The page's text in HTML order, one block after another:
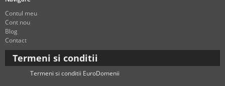
Contul meu
Cont nou
Blog
Contact
Termeni si conditii
Termeni si conditii EuroDomenii